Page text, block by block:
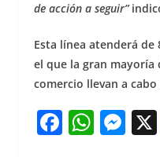
de acción a seguir”
Esta línea atenderá de
el que la gran mayoría
comercio llevan a
F W M